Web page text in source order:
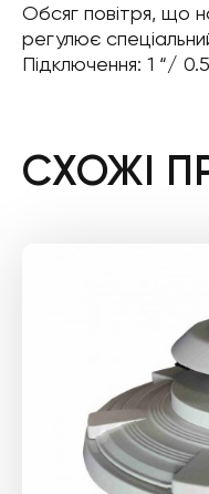
Обсяг повітря, що
регулює
Підключення: 1 “/
СХОЖІ